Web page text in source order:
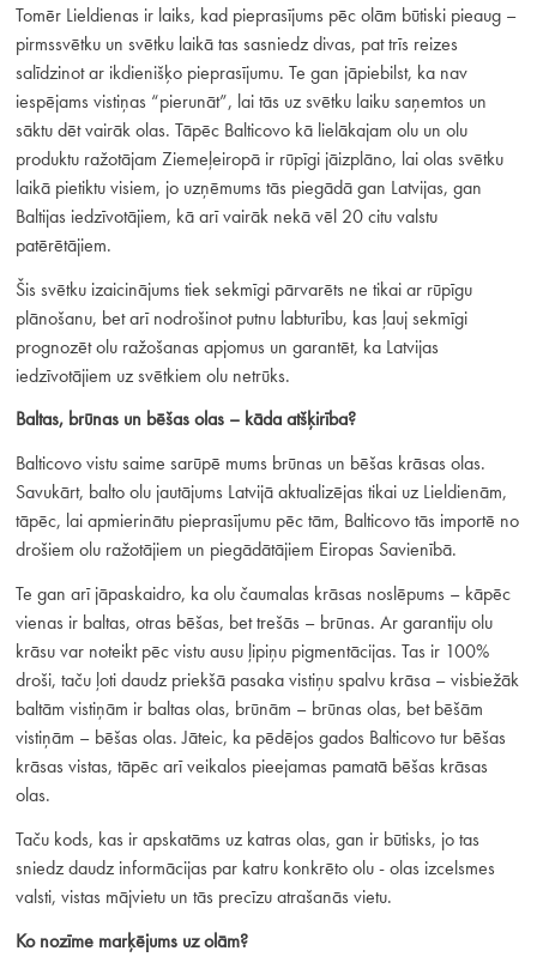
Tomēr Lieldienas ir laiks, kad pieprasījums pēc olām būtiski pieaug –
pirmssvētku un svētku laikā tas sasniedz divas, pat trīs reizes
salīdzinot ar ikdienišķo pieprasījumu. Te gan jāpiebilst, ka nav
iespējams vistiņas “pierunāt”, lai tās uz svētku laiku saņemtos un
sāktu dēt vairāk olas. Tāpēc Balticovo kā lielākajam olu un olu
produktu ražotājam Ziemeļeiropā ir rūpīgi jāizplāno, lai olas svētku
laikā pietiktu visiem, jo uzņēmums tās piegādā gan Latvijas, gan
Baltijas iedzīvotājiem, kā arī vairāk nekā vēl 20 citu valstu
patērētājiem.
Šis svētku izaicinājums tiek sekmīgi pārvarēts ne tikai ar rūpīgu
plānošanu, bet arī nodrošinot putnu labturību, kas ļauj sekmīgi
prognozēt olu ražošanas apjomus un garantēt, ka Latvijas
iedzīvotājiem uz svētkiem olu netrūks.
Baltas, brūnas un bēšas olas – kāda atšķirība?
Balticovo vistu saime sarūpē mums brūnas un bēšas krāsas olas.
Savukārt, balto olu jautājums Latvijā aktualizējas tikai uz Lieldienām,
tāpēc, lai apmierinātu pieprasījumu pēc tām, Balticovo tās importē no
drošiem olu ražotājiem un piegādātājiem Eiropas Savienībā.
Te gan arī jāpaskaidro, ka olu čaumalas krāsas noslēpums – kāpēc
vienas ir baltas, otras bēšas, bet trešās – brūnas. Ar garantiju olu
krāsu var noteikt pēc vistu ausu ļipiņu pigmentācijas. Tas ir 100%
droši, taču ļoti daudz priekšā pasaka vistiņu spalvu krāsa – visbiežāk
baltām vistiņām ir baltas olas, brūnām – brūnas olas, bet bēšām
vistiņām – bēšas olas. Jāteic, ka pēdējos gados Balticovo tur bēšas
krāsas vistas, tāpēc arī veikalos pieejamas pamatā bēšas krāsas
olas.
Taču kods, kas ir apskatāms uz katras olas, gan ir būtisks, jo tas
sniedz daudz informācijas par katru konkrēto olu - olas izcelsmes
valsti, vistas mājvietu un tās precīzu atrašanās vietu.
Ko nozīme marķējums uz olām?